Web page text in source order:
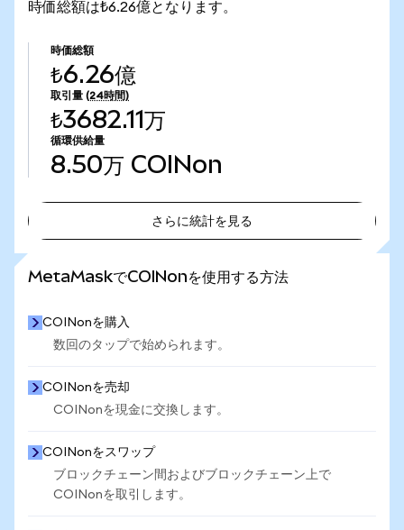
時価総額は₺6.26億となります。
時価総額
₺6.26億
取引量 (24時間)
₺3682.11万
循環供給量
8.50万 COINon
さらに統計を見る
MetaMaskでCOINonを使用する方法
COINonを購入
数回のタップで始められます。
COINonを売却
COINonを現金に交換します。
COINonをスワップ
ブロックチェーン間およびブロックチェーン上で
COINonを取引します。